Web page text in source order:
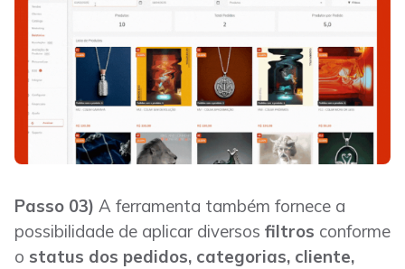
Passo 03) A ferramenta também fornece a
possibilidade de aplicar diversos filtros conforme
o status dos pedidos, categorias, cliente,